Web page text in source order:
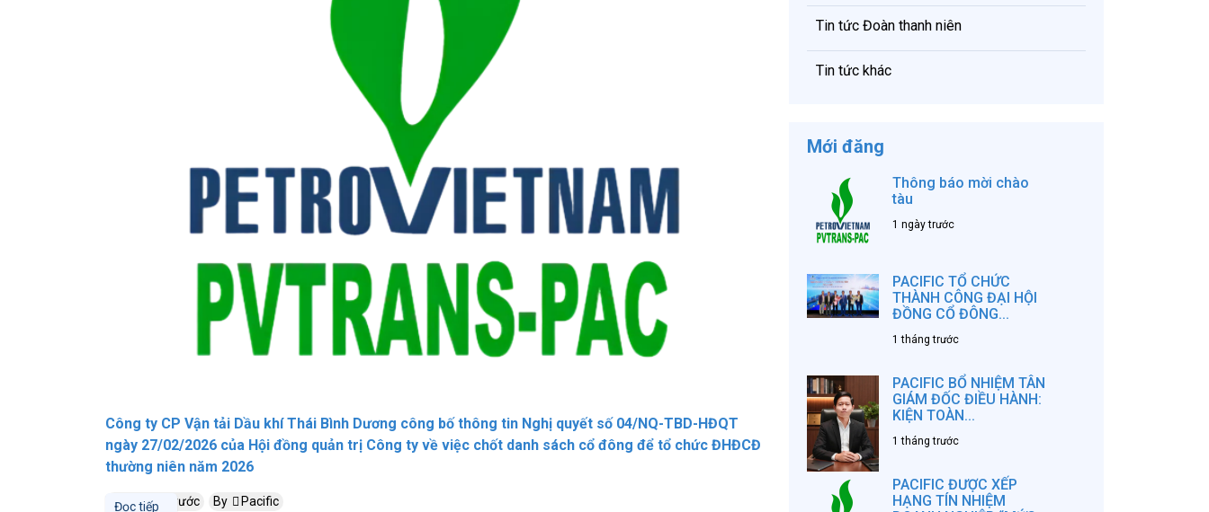
5 tháng trước By Pacific
Công ty CP Vận tải Dầu khí Thái Bình Dương công bố thông tin Nghị quyết số 04/NQ-TBD-HĐQT
ngày 27/02/2026 của Hội đồng quản trị Công ty về việc chốt danh sách cổ đông để tổ chức ĐHĐCĐ
thường niên năm 2026
Đọc tiếp
Tin tức Đoàn thanh niên
Tin tức khác
Mới đăng
Thông báo mời chào
tàu
1 ngày trước
PACIFIC TỔ CHỨC
THÀNH CÔNG ĐẠI HỘI
ĐỒNG CỔ ĐÔNG...
1 tháng trước
PACIFIC BỔ NHIỆM TÂN
GIÁM ĐỐC ĐIỀU HÀNH:
KIỆN TOÀN...
1 tháng trước
PACIFIC ĐƯỢC XẾP
HẠNG TÍN NHIỆM